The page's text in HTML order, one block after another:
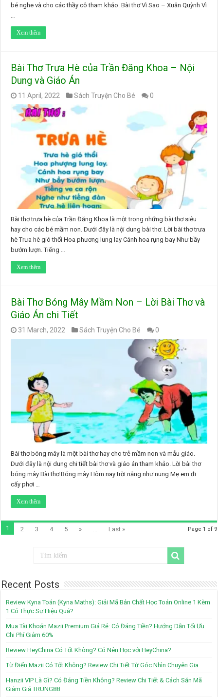
bé nghe và cho các thầy cô tham khảo. Bài thơ Vì Sao – Xuân Quỳnh Vì
…
Xem thêm
Bài Thơ Trưa Hè của Trần Đăng Khoa – Nội
Dung và Giáo Án
11 April, 2022 Sách Truyện Cho Bé 0
Bài thơ trưa hè của Trần Đăng Khoa là một trong những bài thơ siêu
hay cho các bé mầm non. Dưới đây là nội dung bài thơ. Lời bài thơ trưa
hè Trưa hè gió thổi Hoa phương lung lay Cánh hoa rụng bay Như bầy
bướm lượn. Tiếng …
Xem thêm
Bài Thơ Bóng Mây Mầm Non – Lời Bài Thơ và
Giáo Án chi Tiết
31 March, 2022 Sách Truyện Cho Bé 0
Bài thơ bóng mây là một bài thơ hay cho trẻ mầm non và mẫu giáo.
Dưới đây là nội dung chi tiết bài thơ và giáo án tham khảo. Lời bài thơ
bóng mây Bài thơ Bóng mây Hôm nay trời nắng như nung Mẹ em đi
cấy phơi …
Xem thêm
Page 1 of 9
1 2 3 4 5 » Last »
Recent Posts
Review Kyna Toán (Kyna Maths): Giải Mã Bản Chất Học Toán Online 1 Kèm
1 Có Thực Sự Hiệu Quả?
Mua Tài Khoản Mazii Premium Giá Rẻ: Có Đáng Tiền? Hướng Dẫn Tối Ưu
Chi Phí Giảm 60%
Review HeyChina Có Tốt Không? Có Nên Học với HeyChina?
Từ Điển Mazii Có Tốt Không? Review Chi Tiết Từ Góc Nhìn Chuyên Gia
Hanzii VIP Là Gì? Có Đáng Tiền Không? Review Chi Tiết & Cách Săn Mã
Giảm Giá TRUNG88